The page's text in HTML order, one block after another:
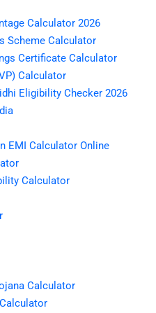
Calculator 2026
Scheme Calculator
Certificate Calculator
Calculator
Eligibility Checker 2026
EMI Calculator Online
Calculator
Calculator